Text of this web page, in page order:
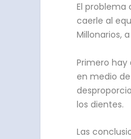
El problema
caerle al
Millonarios,
Primero
en medio
los dientes.
Las